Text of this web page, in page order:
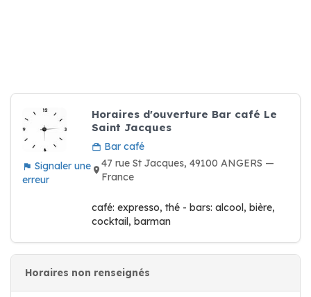
Signaler une
erreur
Horaires d'ouverture Bar café Le
Saint Jacques
Bar café
47 rue St Jacques, 49100 ANGERS —
France
café: expresso, thé - bars: alcool, bière,
cocktail, barman
Horaires non renseignés